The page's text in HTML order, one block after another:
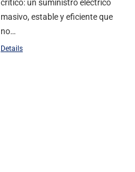
crítico: un suministro eléctrico
masivo, estable y eficiente que
no…
Details